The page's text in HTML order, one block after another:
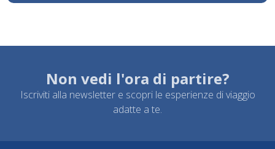
Non vedi l'ora di partire?
Iscriviti alla newsletter e scopri le esperienze di viaggio
adatte a te.